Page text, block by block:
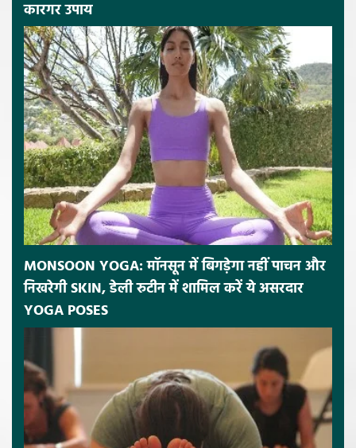
कारगर उपाय
MONSOON YOGA: मॉनसून में बिगड़ेगा नहीं पाचन और
निखरेगी SKIN, डेली रुटीन में शामिल करें ये असरदार
YOGA POSES